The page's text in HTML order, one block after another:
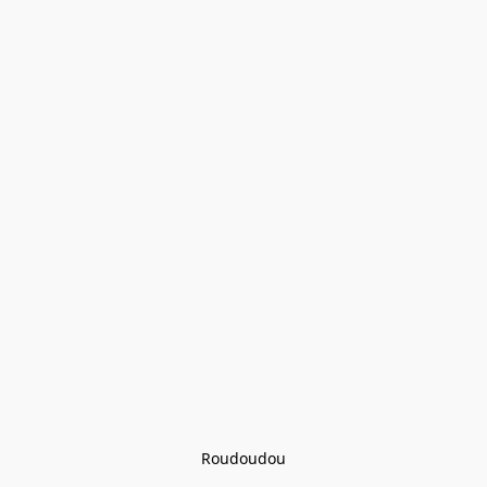
Roudoudou